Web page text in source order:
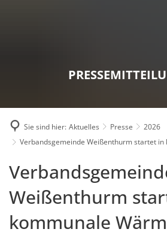
Sie sind hier: Aktuelles Presse
2026
Verbandsgemeinde Weißenthurm startet
Weißenthurm
kommunale